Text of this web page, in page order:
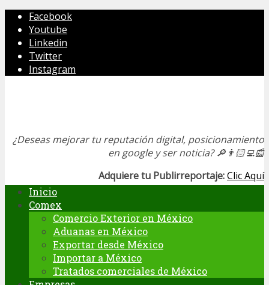
Facebook
Youtube
Linkedin
Twitter
Instagram
¿Deseas mejorar tu reputación digital, posicionamiento
en google y ser noticia?🔎👨🏻‍💻📰
Adquiere tu Publirreportaje:Clic Aquí
Inicio
Comex
Comercio Exterior en México
Aduanas en México
Exportar desde México
Importar a México
Tratados comerciales de México